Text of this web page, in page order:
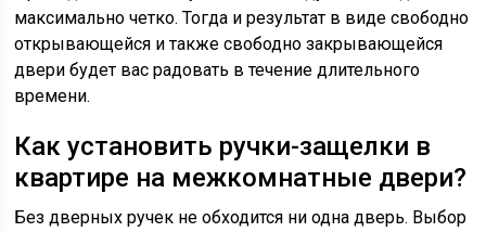
максимально четко. Тогда и результат в виде свободно
открывающейся и также свободно закрывающейся
двери будет вас радовать в течение длительного
времени.
Как установить ручки-защелки в
квартире на межкомнатные двери?
Без дверных ручек не обходится ни одна дверь. Выбор